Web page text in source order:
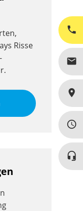
Risse
phone
mail
place
query_builder
headset_mic